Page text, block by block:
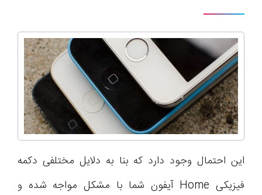
این احتمال وجود دارد که بنا به دلایل مختلفی دکمه
فیزیکی Home آیفون شما با مشکل مواجه شده و